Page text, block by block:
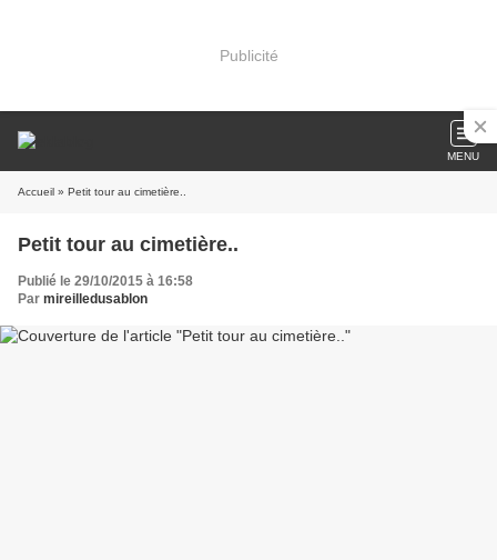
Publicité
MENU
Accueil » Petit tour au cimetière..
Petit tour au cimetière..
Publié le 29/10/2015 à 16:58
Par mireilledusablon